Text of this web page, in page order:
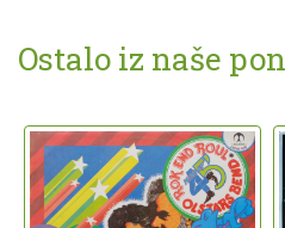
Ostalo iz naše